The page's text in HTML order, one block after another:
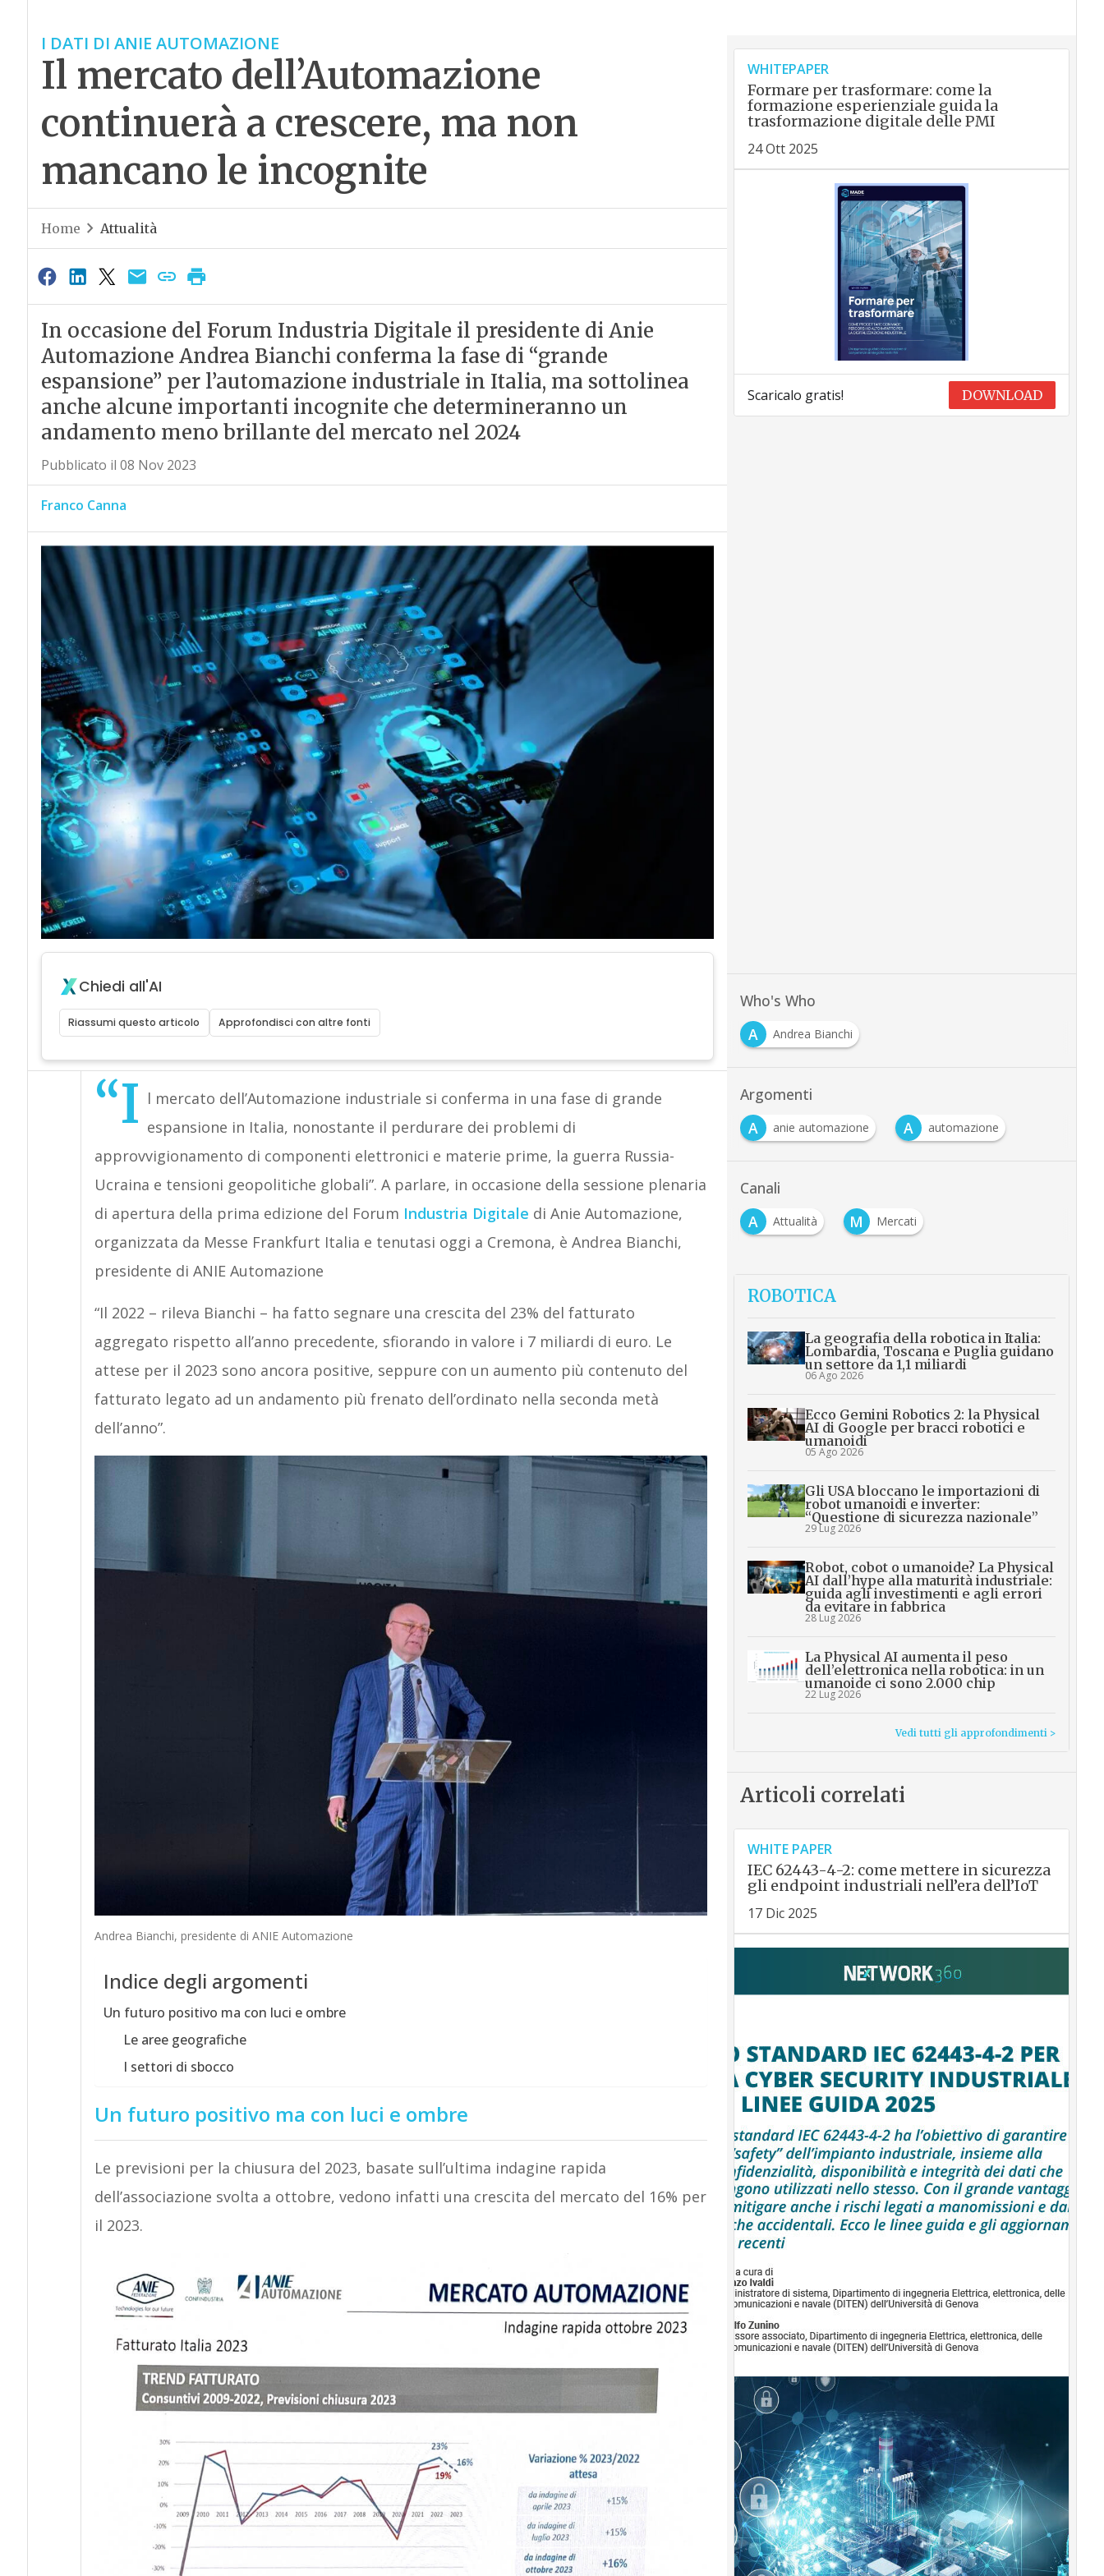
I DATI DI ANIE AUTOMAZIONE
Il mercato dell’Automazione
continuerà a crescere, ma non
mancano le incognite
Home Attualità
In occasione del Forum Industria Digitale il presidente di Anie
Automazione Andrea Bianchi conferma la fase di “grande
espansione” per l’automazione industriale in Italia, ma sottolinea
anche alcune importanti incognite che determineranno un
andamento meno brillante del mercato nel 2024
Pubblicato il 08 Nov 2023
Franco Canna
Chiedi all'AI
Riassumi questo articolo Approfondisci con altre fonti
“I l mercato dell’Automazione industriale si conferma in una fase di grande
espansione in Italia, nonostante il perdurare dei problemi di
approvvigionamento di componenti elettronici e materie prime, la guerra Russia-
Ucraina e tensioni geopolitiche globali”. A parlare, in occasione della sessione plenaria
di apertura della prima edizione del Forum Industria Digitale di Anie Automazione,
organizzata da Messe Frankfurt Italia e tenutasi oggi a Cremona, è Andrea Bianchi,
presidente di ANIE Automazione
“Il 2022 – rileva Bianchi – ha fatto segnare una crescita del 23% del fatturato
aggregato rispetto all’anno precedente, sfiorando in valore i 7 miliardi di euro. Le
attese per il 2023 sono ancora positive, seppure con un aumento più contenuto del
fatturato legato ad un andamento più frenato dell’ordinato nella seconda metà
dell’anno”.
Andrea Bianchi, presidente di ANIE Automazione
Indice degli argomenti
Un futuro positivo ma con luci e ombre
Le aree geografiche
I settori di sbocco
Un futuro positivo ma con luci e ombre
Le previsioni per la chiusura del 2023, basate sull’ultima indagine rapida
dell’associazione svolta a ottobre, vedono infatti una crescita del mercato del 16% per
il 2023.
WHITEPAPER
Formare per trasformare: come la
formazione esperienziale guida la
trasformazione digitale delle PMI
24 Ott 2025
Scaricalo gratis! DOWNLOAD
Who's Who
A
Andrea Bianchi
Argomenti
A
anie automazione A automazione
Canali
A
Attualità M Mercati
ROBOTICA
La geografia della robotica in Italia:
Lombardia, Toscana e Puglia guidano
un settore da 1,1 miliardi
06 Ago 2026
Ecco Gemini Robotics 2: la Physical
AI di Google per bracci robotici e
umanoidi
05 Ago 2026
Gli USA bloccano le importazioni di
robot umanoidi e inverter:
“Questione di sicurezza nazionale”
29 Lug 2026
Robot, cobot o umanoide? La Physical
AI dall’hype alla maturità industriale:
guida agli investimenti e agli errori
da evitare in fabbrica
28 Lug 2026
La Physical AI aumenta il peso
dell’elettronica nella robotica: in un
umanoide ci sono 2.000 chip
22 Lug 2026
Vedi tutti gli approfondimenti >
Articoli correlati
WHITE PAPER
IEC 62443-4-2: come mettere in sicurezza
gli endpoint industriali nell’era dell’IoT
17 Dic 2025